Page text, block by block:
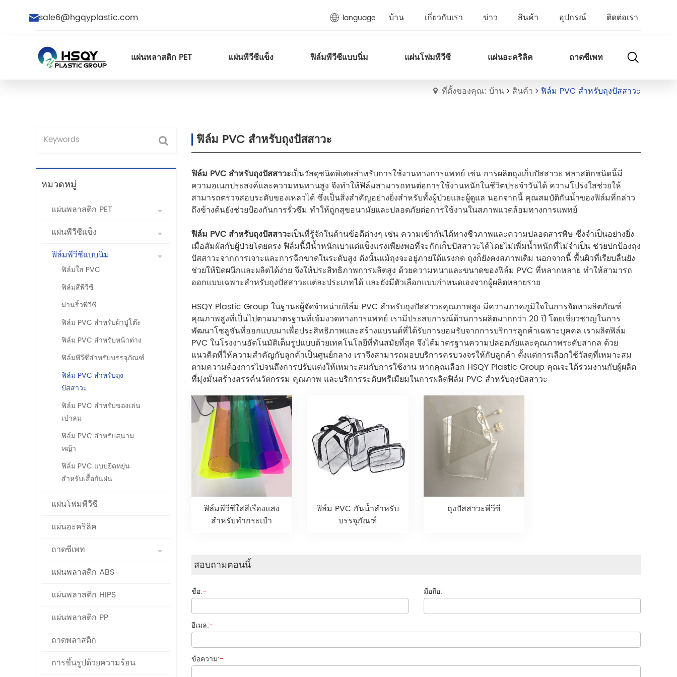
sale6@hgqyplastic.com language บ้าน เกี่ยวกับเรา ข่าว สินค้า อุปกรณ์ ติดต่อเรา
แผ่นพลาสติก PET แผ่นพีวีซีแข็ง ฟิล์มพีวีซีแบบนิ่ม แผ่นโฟมพีวีซี แผ่นอะคริลิค ถาดซีเพท
ที่ตั้งของคุณ: บ้าน สินค้า ฟิล์ม PVC สำหรับถุงปัสสาวะ
หมวดหมู่
แผ่นพลาสติก PET
แผ่นพีวีซีแข็ง
ฟิล์มพีวีซีแบบนิ่ม
ฟิล์มใส PVC
ฟิล์มสีพีวีซี
ม่านริ้วพีวีซี
ฟิล์ม PVC สำหรับผ้าปูโต๊ะ
ฟิล์ม PVC สำหรับหน้าต่าง
ฟิล์มพีวีซีสำหรับบรรจุภัณฑ์
ฟิล์ม PVC สำหรับถุง
ปัสสาวะ
ฟิล์ม PVC สำหรับของเล่น
เป่าลม
ฟิล์ม PVC สำหรับสนาม
หญ้า
ฟิล์ม PVC แบบยืดหยุ่น
สำหรับเสื้อกันฝน
แผ่นโฟมพีวีซี
แผ่นอะคริลิค
ถาดซีเพท
แผ่นพลาสติก ABS
แผ่นพลาสติก HIPS
แผ่นพลาสติก PP
ถาดพลาสติก
การขึ้นรูปด้วยความร้อน
ฟิล์ม PVC สำหรับถุงปัสสาวะ
ฟิล์ม PVC สำหรับถุงปัสสาวะเป็นวัสดุชนิดพิเศษสำหรับการใช้งานทางการแพทย์ เช่น การผลิตถุงเก็บปัสสาวะ พลาสติกชนิดนี้มี
ความอเนกประสงค์และความทนทานสูง จึงทำให้ฟิล์มสามารถทนต่อการใช้งานหนักในชีวิตประจำวันได้ ความโปร่งใสช่วยให้
สามารถตรวจสอบระดับของเหลวได้ ซึ่งเป็นสิ่งสำคัญอย่างยิ่งสำหรับทั้งผู้ป่วยและผู้ดูแล นอกจากนี้ คุณสมบัติกันน้ำของฟิล์มที่กล่าว
ถึงข้างต้นยังช่วยป้องกันการรั่วซึม ทำให้ถูกสุขอนามัยและปลอดภัยต่อการใช้งานในสภาพแวดล้อมทางการแพทย์
ฟิล์ม PVC สำหรับถุงปัสสาวะเป็นที่รู้จักในด้านข้อดีต่างๆ เช่น ความเข้ากันได้ทางชีวภาพและความปลอดสารพิษ ซึ่งจำเป็นอย่างยิ่ง
เมื่อสัมผัสกับผู้ป่วยโดยตรง ฟิล์มนี้มีน้ำหนักเบาแต่แข็งแรงเพียงพอที่จะกักเก็บปัสสาวะได้โดยไม่เพิ่มน้ำหนักที่ไม่จำเป็น ช่วยปกป้องถุง
ปัสสาวะจากการเจาะและการฉีกขาดในระดับสูง ดังนั้นแม้ถุงจะอยู่ภายใต้แรงกด ถุงก็ยังคงสภาพเดิม นอกจากนี้ พื้นผิวที่เรียบลื่นยัง
ช่วยให้ปิดผนึกและผลิตได้ง่าย จึงให้ประสิทธิภาพการผลิตสูง ด้วยความหนาและขนาดของฟิล์ม PVC ที่หลากหลาย ทำให้สามารถ
ออกแบบเฉพาะสำหรับถุงปัสสาวะแต่ละประเภทได้ และยังมีตัวเลือกแบบกำหนดเองจากผู้ผลิตหลายราย
HSQY Plastic Group ในฐานะผู้จัดจำหน่ายฟิล์ม PVC สำหรับถุงปัสสาวะคุณภาพสูง มีความภาคภูมิใจในการจัดหาผลิตภัณฑ์
คุณภาพสูงที่เป็นไปตามมาตรฐานที่เข้มงวดทางการแพทย์ เรามีประสบการณ์ด้านการผลิตมากกว่า 20 ปี โดยเชี่ยวชาญในการ
พัฒนาโซลูชันที่ออกแบบมาเพื่อประสิทธิภาพและสร้างแบรนด์ที่ได้รับการยอมรับจากการบริการลูกค้าเฉพาะบุคคล เราผลิตฟิล์ม
PVC ในโรงงานอัตโนมัติเต็มรูปแบบด้วยเทคโนโลยีที่ทันสมัยที่สุด จึงได้มาตรฐานความปลอดภัยและคุณภาพระดับสากล ด้วย
แนวคิดที่ให้ความสำคัญกับลูกค้าเป็นศูนย์กลาง เราจึงสามารถมอบบริการครบวงจรให้กับลูกค้า ตั้งแต่การเลือกใช้วัสดุที่เหมาะสม
ตามความต้องการไปจนถึงการปรับแต่งให้เหมาะสมกับการใช้งาน หากคุณเลือก HSQY Plastic Group คุณจะได้ร่วมงานกับผู้ผลิต
ที่มุ่งมั่นสร้างสรรค์นวัตกรรม คุณภาพ และบริการระดับพรีเมียมในการผลิตฟิล์ม PVC สำหรับถุงปัสสาวะ
ฟิล์มพีวีซีใสสีเรืองแสง
สำหรับทำกระเป๋า
ฟิล์ม PVC กันน้ำสำหรับ
บรรจุภัณฑ์
ถุงปัสสาวะพีวีซี
สอบถามตอนนี้
ชื่อ:- มือถือ:
อีเมล:-
ข้อความ:-